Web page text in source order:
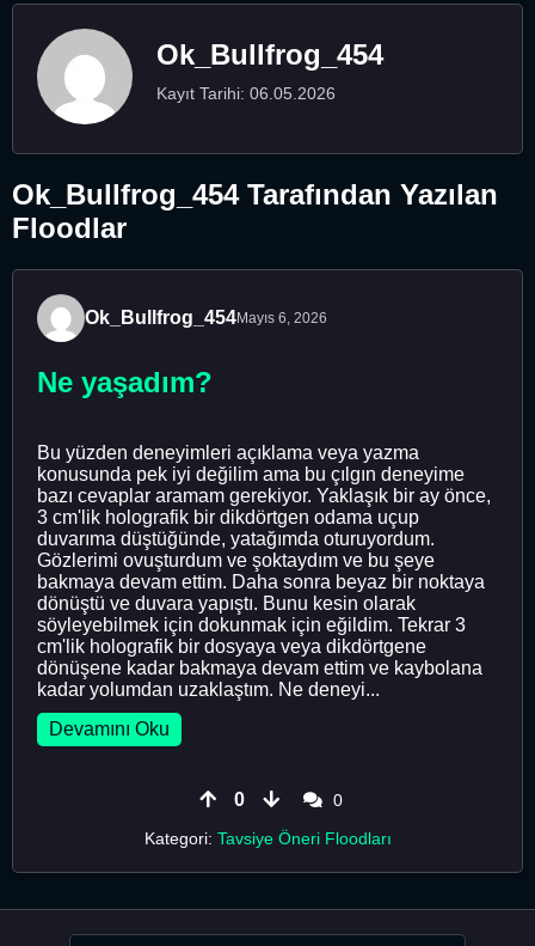
Ok_Bullfrog_454
Kayıt Tarihi: 06.05.2026
Ok_Bullfrog_454 Tarafından Yazılan
Floodlar
Ok_Bullfrog_454Mayıs 6, 2026
Ne yaşadım?
Bu yüzden deneyimleri açıklama veya yazma
konusunda pek iyi değilim ama bu çılgın deneyime
bazı cevaplar aramam gerekiyor. Yaklaşık bir ay önce,
3 cm'lik holografik bir dikdörtgen odama uçup
duvarıma düştüğünde, yatağımda oturuyordum.
Gözlerimi ovuşturdum ve şoktaydım ve bu şeye
bakmaya devam ettim. Daha sonra beyaz bir noktaya
dönüştü ve duvara yapıştı. Bunu kesin olarak
söyleyebilmek için dokunmak için eğildim. Tekrar 3
cm'lik holografik bir dosyaya veya dikdörtgene
dönüşene kadar bakmaya devam ettim ve kaybolana
kadar yolumdan uzaklaştım. Ne deneyi...
Devamını Oku
0
0
Kategori: Tavsiye Öneri Floodları